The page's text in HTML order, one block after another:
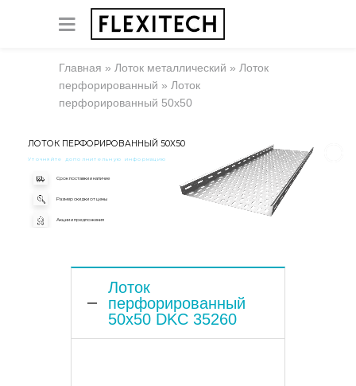
Главная » Лоток металлический » Лоток
перфорированный » Лоток
перфорированный 50х50
ЛОТОК ПЕРФОРИРОВАННЫЙ 50X50
Уточняйте дополнительную информацию
Срок поставки и наличие
Размер скидки от цены
Акции и предложения
Лоток
перфорированный
50x50 DKC 35260